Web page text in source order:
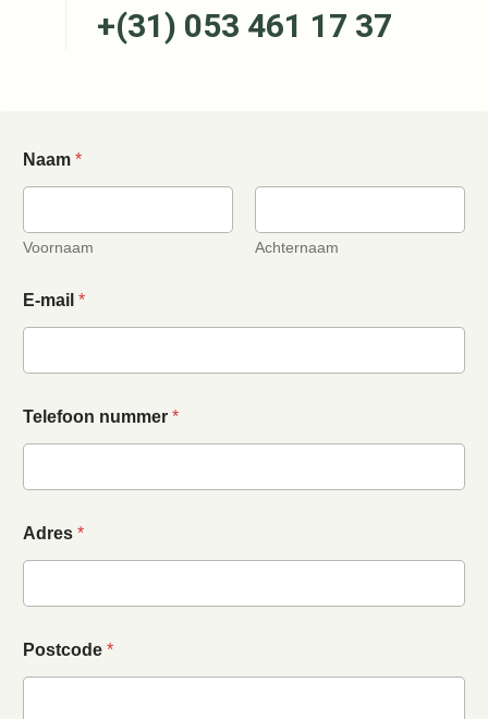
+(31) 053 461 17 37
Naam *
Voornaam Achternaam
E-mail *
Telefoon nummer *
Adres *
Postcode *